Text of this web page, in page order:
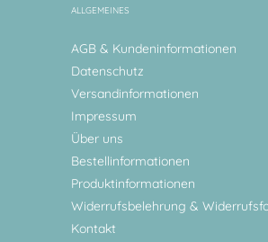
ALLGEMEINES
AGB & Kundeninformationen
Datenschutz
Versandinformationen
Impressum
Über uns
Bestellinformationen
Produktinformationen
Widerrufsbelehrung &
Kontakt